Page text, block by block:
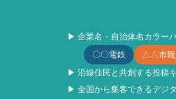
▶ 企業名・自治体名カラー
〇〇電鉄
△△市観
▶ 沿線住民と共創する投稿
▶ 全国から集客できるデジ